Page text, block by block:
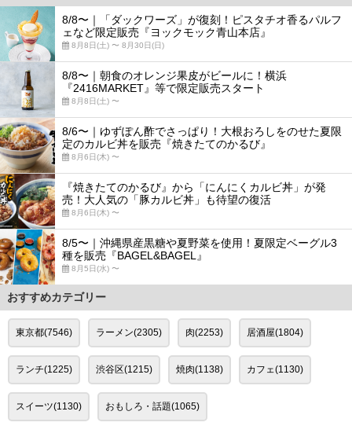
8/8〜｜「ダックワーズ」が復刻！ピスタチオ香るパルフ
ェなど限定販売『ヨックモック青山本店』
8月8日(土) 〜 8月30日(日)
8/8〜｜朝食のオレンジ果皮がビールに！横浜
『2416MARKET』等で限定販売スタート
8月8日(土) 〜
8/6〜｜ゆずぽん酢でさっぱり！大根おろしをのせた夏限
定のカルビ丼を販売『焼きたてのかるび』
8月6日(木) 〜
『焼きたてのかるび』から「にんにくカルビ丼」が発
売！大人気の「豚カルビ丼」も待望の復活
8月6日(木) 〜
8/5〜｜沖縄県産黒糖や夏野菜を使用！夏限定ベーグル3
種を販売『BAGEL&BAGEL』
8月5日(水) 〜
おすすめカテゴリー
東京都(7546) ラーメン(2305) 肉(2253) 居酒屋(1804)
ランチ(1225) 渋谷区(1215) 焼肉(1138) カフェ(1130)
スイーツ(1130) おもしろ・話題(1065)